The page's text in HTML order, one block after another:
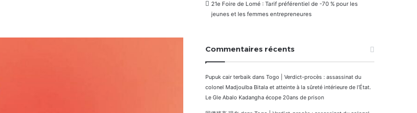
21e Foire de Lomé : Tarif préférentiel de -70 % pour les
jeunes et les femmes entrepreneures
Commentaires récents
Pupuk cair terbaik dans Togo | Verdict-procès : assassinat du
colonel Madjoulba Bitala et atteinte à la sûreté intérieure de l’État.
Le Gle Abalo Kadangha écope 20ans de prison